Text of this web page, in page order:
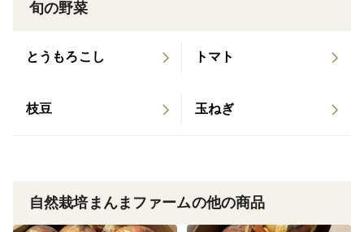
栽培・生産のこだわり
産地の特徴
旬の野菜
とうもろこし トマト
枝豆 玉ねぎ
自然栽培まんまファームの他の商品